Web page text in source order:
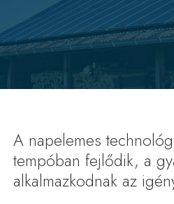
A napelemes
tempóban fejlődik, a
alkalmazkodnak az